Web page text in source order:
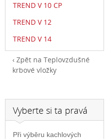
TREND V 10 CP
TREND V 12
TREND V 14
Zpět na Teplovzdušné
krbové vložky
Vyberte si ta pravá
Při výběru kachlových